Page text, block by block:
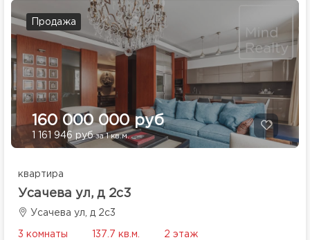
Продажа
160 000 000 руб
1 161 946 рубза 1 кв.м.
квартира
Усачева ул, д 2с3
Усачева ул, д 2с3
3 комнаты 137.7 кв.м. 2 этаж